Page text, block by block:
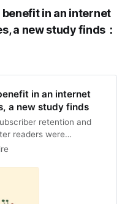
in an internet
a new study finds：
in an internet
a new study finds
retention and
readers were
with AI-generated